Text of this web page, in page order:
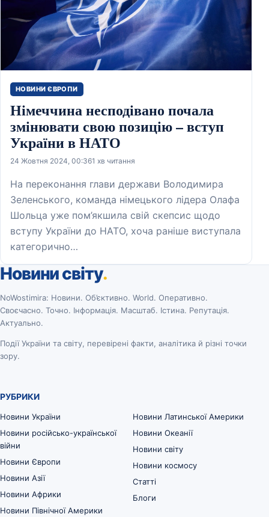
НОВИНИ ЄВРОПИ
Німеччина несподівано почала
змінювати свою позицію – вступ
України в НАТО
24 Жовтня 2024, 00:361 хв читання
На переконання глави держави Володимира
Зеленського, команда німецького лідера Олафа
Шольца уже пом’якшила свій скепсис щодо
вступу України до НАТО, хоча раніше виступала
категорично…
Новини світу.
NoWostimira: Новини. Об’єктивно. World. Оперативно.
Своєчасно. Точно. Інформація. Масштаб. Істина. Репутація.
Актуально.
Події України та світу, перевірені факти, аналітика й різні точки
зору.
РУБРИКИ
Новини України
Новини російсько-української
війни
Новини Європи
Новини Азії
Новини Африки
Новини Північної Америки
Новини Латинської Америки
Новини Океанії
Новини світу
Новини космосу
Статті
Блоги